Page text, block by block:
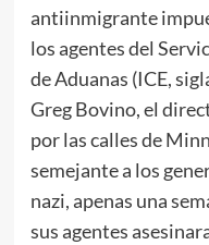
antiinmigrante
los agentes del
de Aduanas (ICE,
Greg Bovino, el
por las calles de
semejante a los
nazi, apenas una
sus agentes